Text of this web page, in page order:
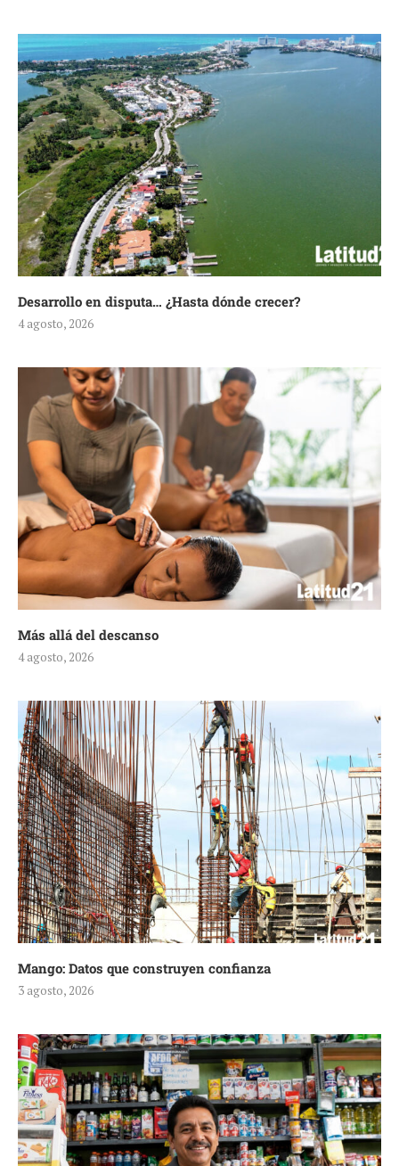
Desarrollo en disputa… ¿Hasta dónde crecer?
4 agosto, 2026
Más allá del descanso
4 agosto, 2026
Mango: Datos que construyen confianza
3 agosto, 2026